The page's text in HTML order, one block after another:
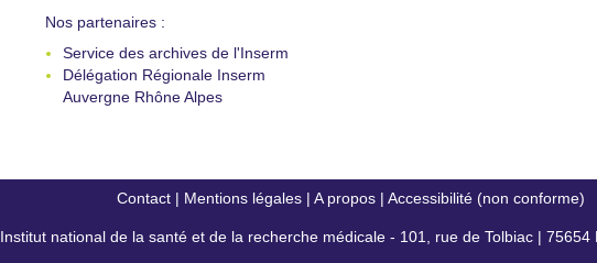
Nos partenaires :
Service des archives de l'Inserm
Délégation Régionale Inserm
Auvergne Rhône Alpes
Contact| Mentions légales| A propos| Accessibilité (non conforme)
Institut national de la santé et de la recherche médicale - 101, rue de Tolbiac | 75654